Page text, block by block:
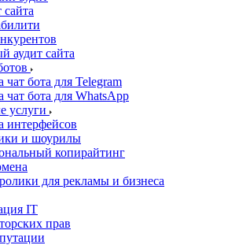
сайта
аудит сайта
чат бота для Telegram
чат бота для WhatsApp
услуги
интерфейсов
и шоурилы
копирайтинг
для рекламы и бизнеса
IT
прав